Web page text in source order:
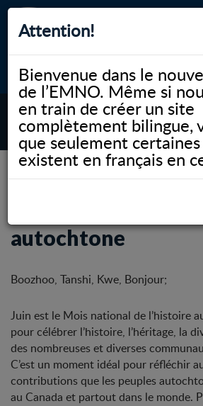
Attention!
Bienvenue dans le
de l’EMNO. Même si
en train de créer un site
complètement bilingue,
que seulement certaines
existent en français en
myNOSM
NOSM.ca Communauté
Éducation
Mois national de
autochtone
Boozhoo, Tanshi, Kwe, Bonjour;
Juin est le Mois national de l’histoire
pour célébrer l’histoire, l’héritage, la
des nombreuses et diverses
C’est un moment idéal pour réfléchir
contributions que les peuples
au Canada et partout dans le monde.